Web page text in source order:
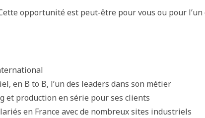
opportunité est peut-être pour vous ou pour l’un
en B to B, l’un des leaders dans son métier
et production en série pour ses clients
en France avec de nombreux sites industriels